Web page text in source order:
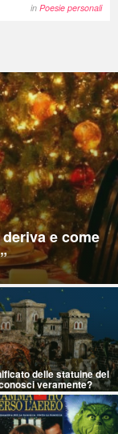
in Poesie personali
e come
delle statuine del
veramente?